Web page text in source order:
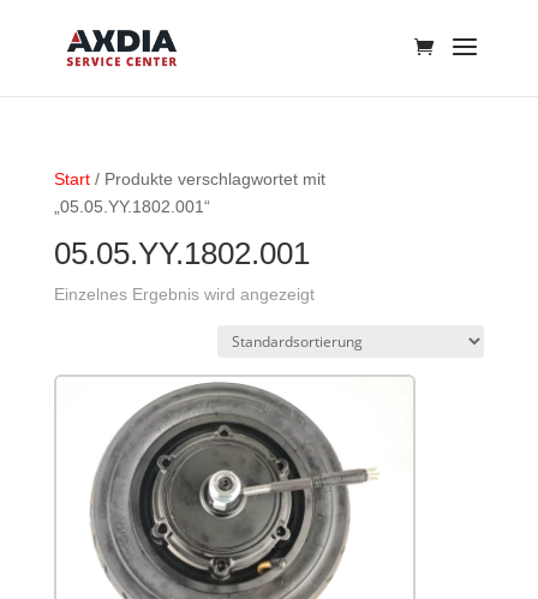
Start/ Produkte verschlagwortet mit
„05.05.YY.1802.001“
05.05.YY.1802.001
Einzelnes Ergebnis wird angezeigt